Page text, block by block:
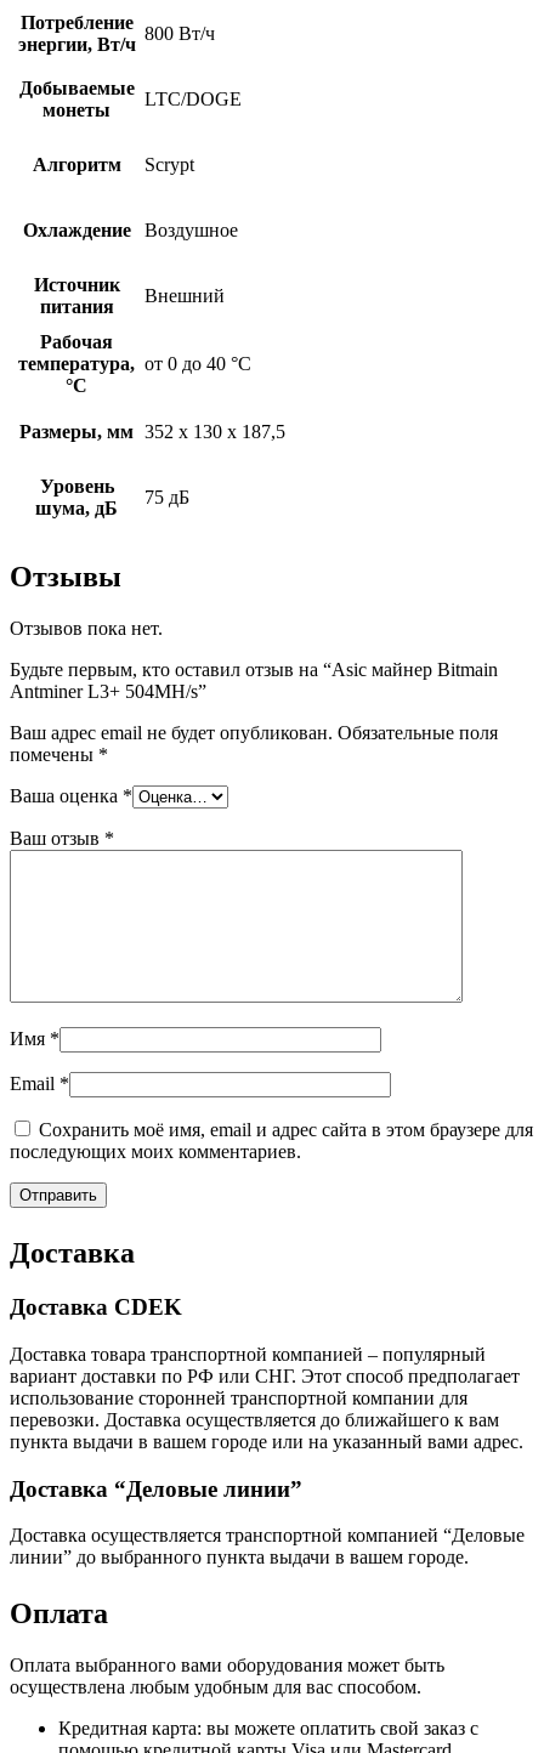
Потребление
энергии, Вт/ч
800 Вт/ч
Добываемые
монеты
LTC/DOGE
Алгоритм Scrypt
Охлаждение Воздушное
Источник
питания
Внешний
Рабочая
температура,
°С
от 0 до 40 °С
Размеры, мм 352 х 130 х 187,5
Уровень
шума, дБ
75 дБ
Отзывы
Отзывов пока нет.
Будьте первым, кто оставил отзыв на “Asic майнер Bitmain
Antminer L3+ 504MH/s”
Ваш адрес email не будет опубликован. Обязательные поля
помечены *
Ваша оценка *
Ваш отзыв *
Имя *
Email *
Сохранить моё имя, email и адрес сайта в этом браузере для
последующих моих комментариев.
Доставка
Доставка CDEK
Доставка товара транспортной компанией – популярный
вариант доставки по РФ или СНГ. Этот способ предполагает
использование сторонней транспортной компании для
перевозки. Доставка осуществляется до ближайшего к вам
пункта выдачи в вашем городе или на указанный вами адрес.
Доставка “Деловые линии”
Доставка осуществляется транспортной компанией “Деловые
линии” до выбранного пункта выдачи в вашем городе.
Оплата
Оплата выбранного вами оборудования может быть
осуществлена любым удобным для вас способом.
Кредитная карта: вы можете оплатить свой заказ с